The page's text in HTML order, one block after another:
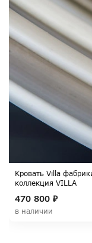
Кровать Villa
коллекция VILLA
470 800 ₽
в наличии